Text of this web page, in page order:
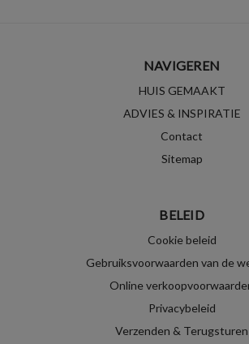
NAVIGEREN
HUIS GEMAAKT
ADVIES & INSPIRATIE
Contact
Sitemap
BELEID
Cookie beleid
Gebruiksvoorwaarden van de
Online
Privacybeleid
Verzenden & Terugsturen